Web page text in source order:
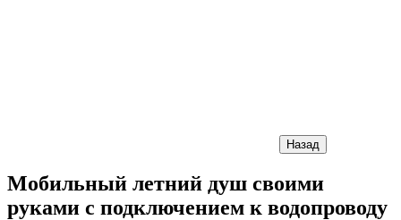
Назад
Мобильный летний душ своими
руками с подключением к водопроводу